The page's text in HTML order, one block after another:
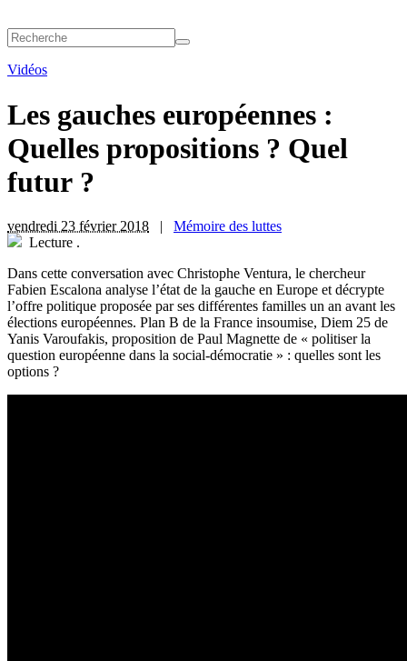
Vidéos
Les gauches européennes :
Quelles propositions ? Quel
futur ?
vendredi 23 février 2018 | Mémoire des luttes
Lecture .
Dans cette conversation avec Christophe Ventura, le chercheur
Fabien Escalona analyse l’état de la gauche en Europe et décrypte
l’offre politique proposée par ses différentes familles un an avant les
élections européennes. Plan B de la France insoumise, Diem 25 de
Yanis Varoufakis, proposition de Paul Magnette de « politiser la
question européenne dans la social-démocratie » : quelles sont les
options ?